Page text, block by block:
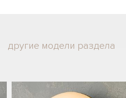
другие модели раздела